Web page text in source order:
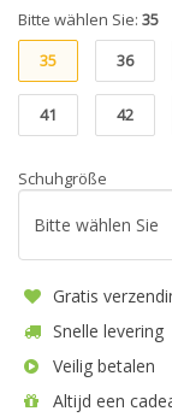
Bitte wählen Sie: 35
35
36
41 42
Schuhgröße
Gratis
Snelle levering
Veilig betalen
Altijd een